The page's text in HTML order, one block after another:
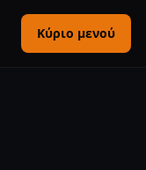
Κύριο μενού